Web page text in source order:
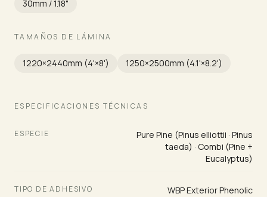
30mm / 1.18"
TAMAÑOS DE LÁMINA
1220×2440mm (4'×8') 1250×2500mm (4.1'×8.2')
ESPECIFICACIONES TÉCNICAS
ESPECIE
Pure Pine (Pinus elliottii · Pinus
taeda) · Combi (Pine +
Eucalyptus)
TIPO DE ADHESIVO WBP Exterior Phenolic